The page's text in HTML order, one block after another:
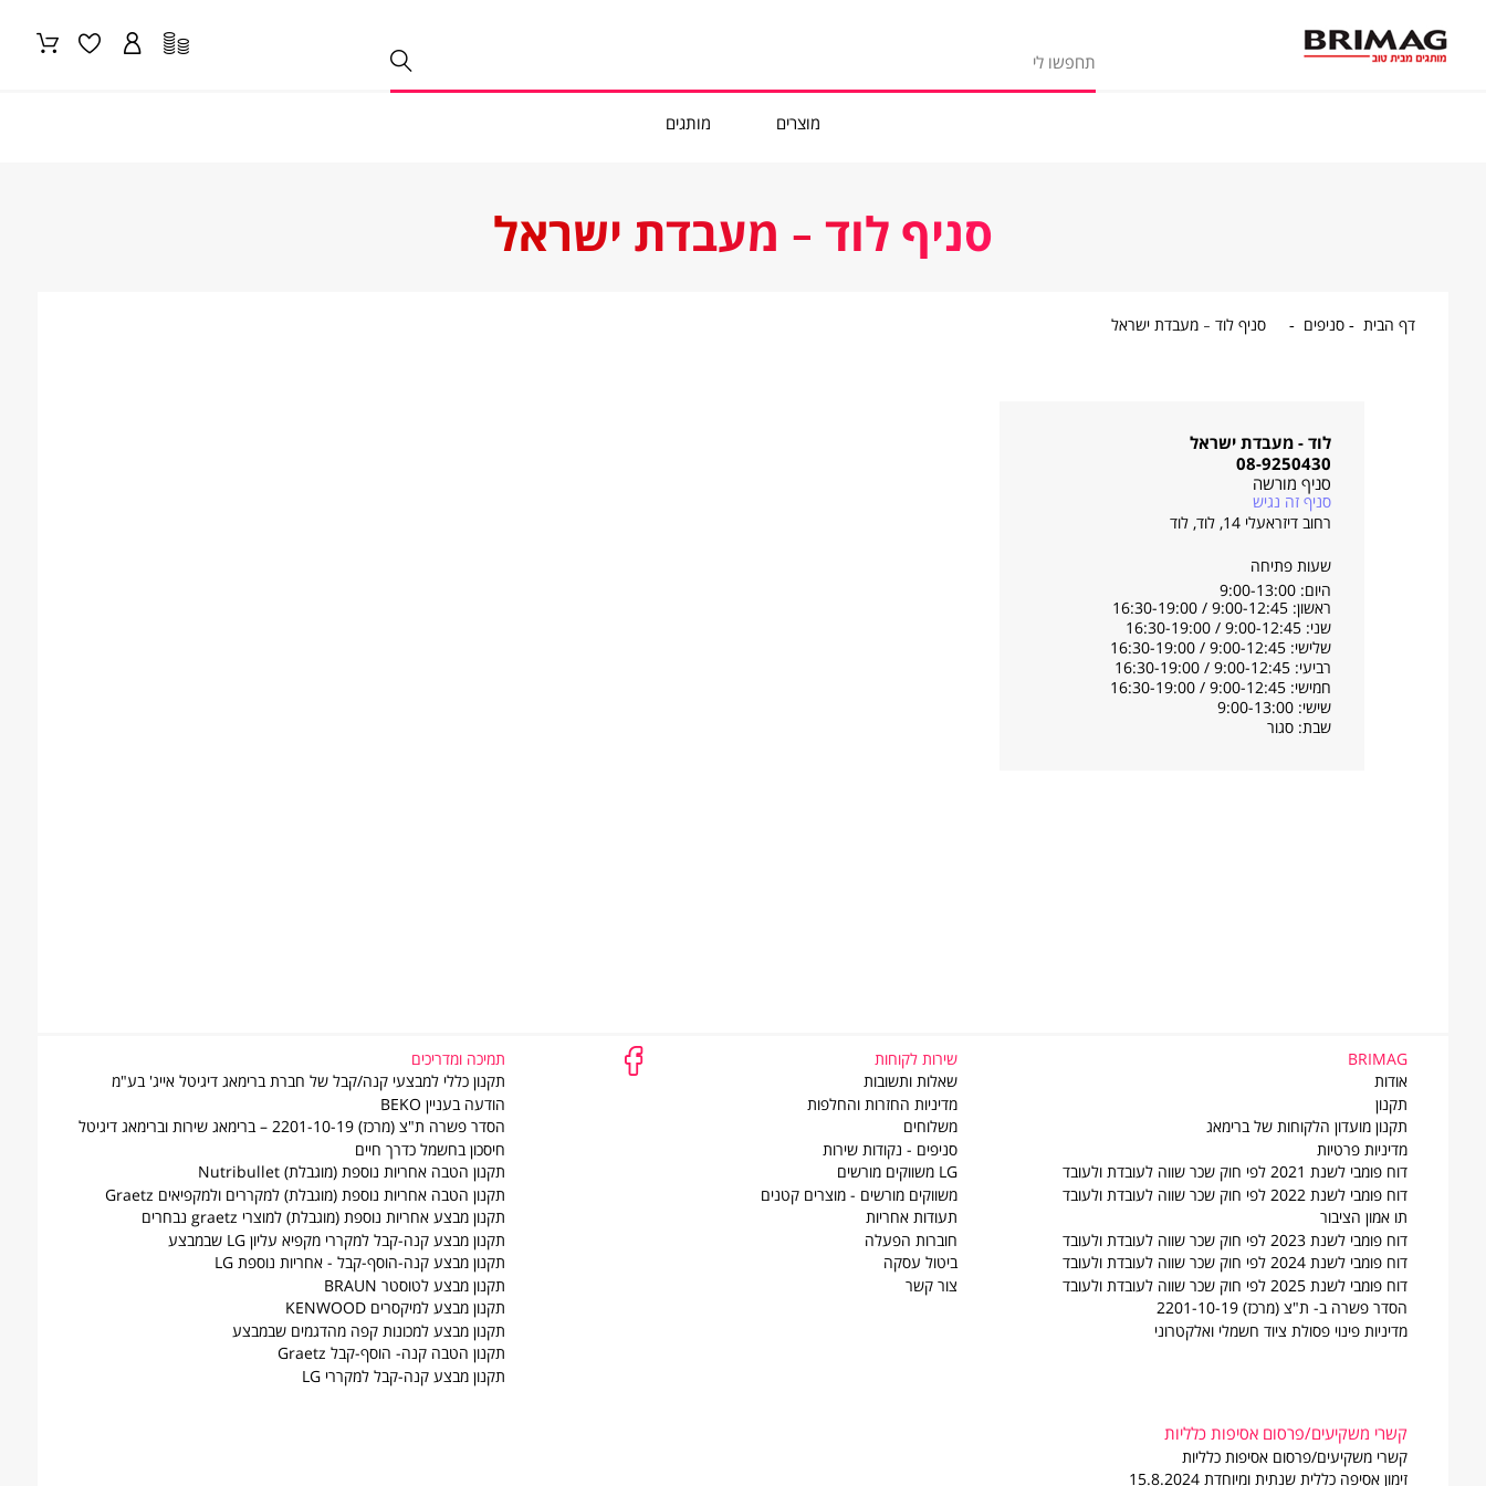
מוצרים מותגים
סניף לוד - מעבדת ישראל
דף הבית דףסניפים סניפיםסניף לוד - מעבדת ישראל
לוד - מעבדת ישראל
08-9250430
סניף מורשה
סניף זה נגיש
רחוב דיזראעלי 14, לוד
, לוד
שעות פתיחה
היום: 9:00-13:00
ראשון: 9:00-12:45 / 16:30-19:00
שני: 9:00-12:45 / 16:30-19:00
שלישי: 9:00-12:45 / 16:30-19:00
רביעי: 9:00-12:45 / 16:30-19:00
חמישי: 9:00-12:45 / 16:30-19:00
שישי: 9:00-13:00
שבת: סגור
BRIMAG
BRIMAG
אודות
תקנון
תקנון מועדון הלקוחות של ברימאג
מדיניות פרטיות
דוח פומבי לשנת 2021 לפי חוק שכר שווה לעובדת ולעובד
דוח פומבי לשנת 2022 לפי חוק שכר שווה לעובדת ולעובד
תו אמון הציבור
דוח פומבי לשנת 2023 לפי חוק שכר שווה לעובדת ולעובד
דוח פומבי לשנת 2024 לפי חוק שכר שווה לעובדת ולעובד
דוח פומבי לשנת 2025 לפי חוק שכר שווה לעובדת ולעובד
הסדר פשרה ב- ת"צ (מרכז) 2201-10-19
מדיניות פינוי פסולת ציוד חשמלי ואלקטרוני
שירות
לקוחות
שירות לקוחות
שאלות ותשובות
מדיניות החזרות והחלפות
משלוחים
סניפים - נקודות שירות
LG משווקים מורשים
משווקים מורשים - מוצרים קטנים
תעודות אחריות
חוברות הפעלה
ביטול עסקה
צור קשר
תמיכה ומדריכים
תקנון כללי למבצעי קנה/קבל של חברת ברימאג דיגיטל אייג' בע"מ
הודעה בעניין BEKO
הסדר פשרה ת"צ (מרכז) 2201-10-19 – ברימאג שירות וברימאג דיגיטל
חיסכון בחשמל כדרך חיים
תקנון הטבה אחריות נוספת (מוגבלת) Nutribullet
תקנון הטבה אחריות נוספת (מוגבלת) למקררים ולמקפיאים Graetz
תקנון מבצע אחריות נוספת (מוגבלת) למוצרי graetz נבחרים
תקנון מבצע קנה-קבל למקררי מקפיא עליון LG שבמבצע
תקנון מבצע קנה-הוסף-קבל - אחריות נוספת LG
תקנון מבצע לטוסטר BRAUN
תקנון מבצע למיקסרים KENWOOD
תקנון מבצע למכונות קפה מהדגמים שבמבצע
תקנון הטבה קנה- הוסף-קבל Graetz
תקנון מבצע קנה-קבל למקררי LG
קשרי משקיעים/פרסום אסיפות כלליות
קשרי משקיעים/פרסום אסיפות כלליות
זימון אסיפה כללית שנתית ומיוחדת 15.8.2024